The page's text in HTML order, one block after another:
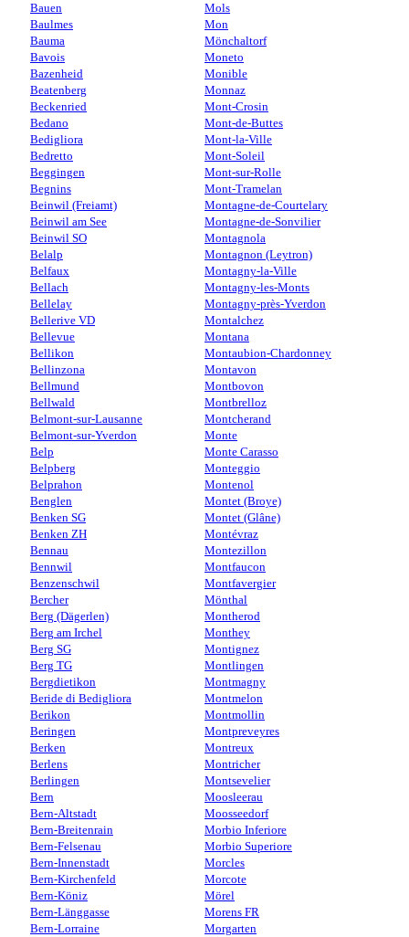
Bauen
Baulmes
Bauma
Bavois
Bazenheid
Beatenberg
Beckenried
Bedano
Bedigliora
Bedretto
Beggingen
Begnins
Beinwil (Freiamt)
Beinwil am See
Beinwil SO
Belalp
Belfaux
Bellach
Bellelay
Bellerive VD
Bellevue
Bellikon
Bellinzona
Bellmund
Bellwald
Belmont-sur-Lausanne
Belmont-sur-Yverdon
Belp
Belpberg
Belprahon
Benglen
Benken SG
Benken ZH
Bennau
Bennwil
Benzenschwil
Bercher
Berg (Dägerlen)
Berg am Irchel
Berg SG
Berg TG
Bergdietikon
Beride di Bedigliora
Berikon
Beringen
Berken
Berlens
Berlingen
Bern
Bern-Altstadt
Bern-Breitenrain
Bern-Felsenau
Bern-Innenstadt
Bern-Kirchenfeld
Bern-Köniz
Bern-Länggasse
Bern-Lorraine
Mols
Mon
Mönchaltorf
Moneto
Monible
Monnaz
Mont-Crosin
Mont-de-Buttes
Mont-la-Ville
Mont-Soleil
Mont-sur-Rolle
Mont-Tramelan
Montagne-de-Courtelary
Montagne-de-Sonvilier
Montagnola
Montagnon (Leytron)
Montagny-la-Ville
Montagny-les-Monts
Montagny-près-Yverdon
Montalchez
Montana
Montaubion-Chardonney
Montavon
Montbovon
Montbrelloz
Montcherand
Monte
Monte Carasso
Monteggio
Montenol
Montet (Broye)
Montet (Glâne)
Montévraz
Montezillon
Montfaucon
Montfavergier
Mönthal
Montherod
Monthey
Montignez
Montlingen
Montmagny
Montmelon
Montmollin
Montpreveyres
Montreux
Montricher
Montsevelier
Moosleerau
Moosseedorf
Morbio Inferiore
Morbio Superiore
Morcles
Morcote
Mörel
Morens FR
Morgarten